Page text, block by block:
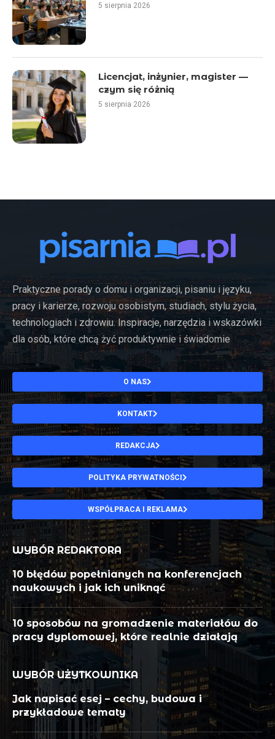
5 sierpnia 2026
Licencjat, inżynier, magister —
czym się różnią
5 sierpnia 2026
Praktyczne porady o domu i organizacji, pisaniu i języku,
pracy i karierze, rozwoju osobistym, studiach, stylu życia,
technologiach i zdrowiu. Inspiracje, narzędzia i wskazówki
dla osób, które chcą żyć produktywnie i świadomie
O NAS
KONTAKT
REDAKCJA
POLITYKA PRYWATNOŚCI
WSPÓŁPRACA I REKLAMA
WYBÓR REDAKTORA
10 błędów popełnianych na konferencjach
naukowych i jak ich uniknąć
10 sposobów na gromadzenie materiałów do
pracy dyplomowej, które realnie działają
WYBÓR UŻYTKOWNIKA
Jak napisać esej – cechy, budowa i
przykładowe tematy